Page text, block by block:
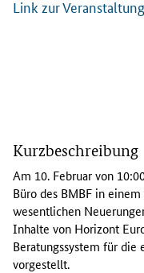
Link zur Veranstaltung
s
E
U
-
B
ü
r
Kurzbeschreibung
Am 10. Februar von
Büro des BMBF in einem
wesentlichen
Inhalte von Horizont
Beratungssystem für die
vorgestellt.